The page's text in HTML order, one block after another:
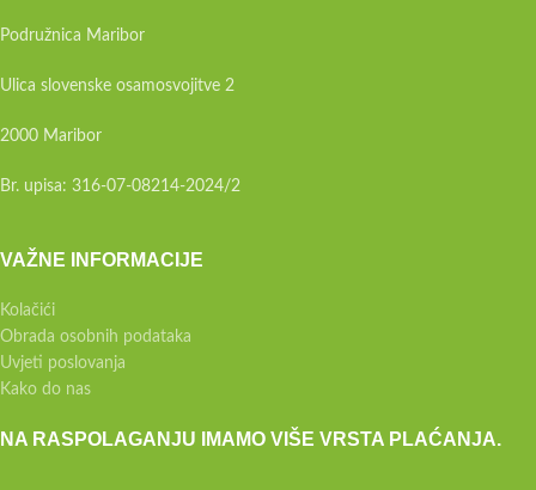
Podružnica Maribor
Ulica slovenske osamosvojitve 2
2000 Maribor
Br. upisa: 316-07-08214-2024/2
VAŽNE INFORMACIJE
Kolačići
Obrada osobnih podataka
Uvjeti poslovanja
Kako do nas
NA RASPOLAGANJU IMAMO VIŠE VRSTA PLAĆANJA.